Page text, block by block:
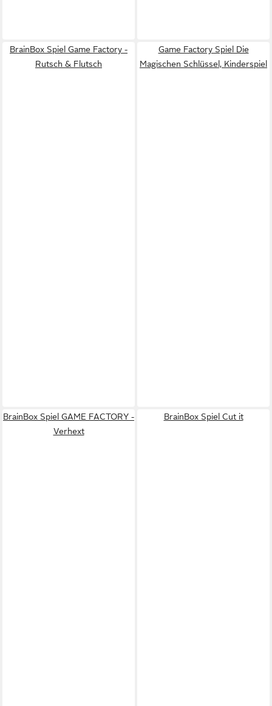
BrainBox Spiel Game Factory -
Rutsch & Flutsch
Game Factory Spiel Die
Magischen Schlüssel, Kinderspiel
BrainBox Spiel GAME FACTORY -
Verhext
BrainBox Spiel Cut it